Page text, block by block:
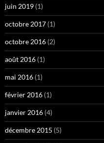
juin 2019 (1)
octobre 2017 (1)
octobre 2016 (2)
août 2016 (1)
mai 2016 (1)
février 2016 (1)
janvier 2016 (4)
décembre 2015 (5)